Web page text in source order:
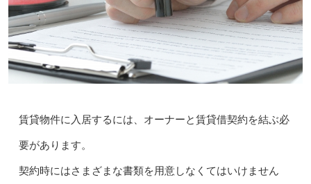
賃貸物件に入居するには、オーナーと賃貸借契約を結ぶ必
要があります。
契約時にはさまざまな書類を用意しなくてはいけません